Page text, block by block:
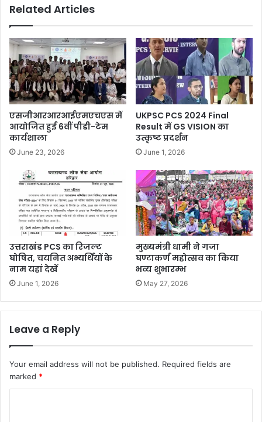
Related Articles
एसजीआरआरआईएमएचएस में
आयोजित हुई 6वीं पीडी-टेम
कार्यशाला
June 23, 2026
UKPSC PCS 2024 Final
Result में GS VISION का
उत्कृष्ट प्रदर्शन
June 1, 2026
उत्तराखंड PCS का रिजल्ट
घोषित, चयनित अभ्यर्थियों के
नाम यहां देखें
June 1, 2026
मुख्यमंत्री धामी ने गजा
घण्टाकर्ण महोत्सव का किया
भव्य शुभारम्भ
May 27, 2026
Leave a Reply
Your email address will not be published. Required fields are
marked *